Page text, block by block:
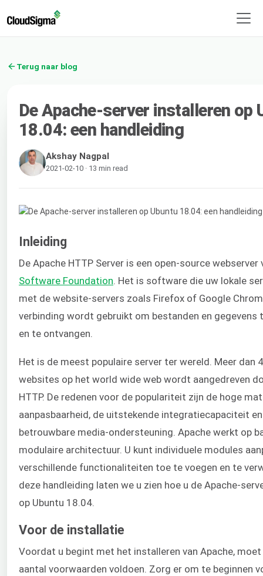
Terug naar blog
De Apache-server installeren op
18.04: een handleiding
Akshay Nagpal
2021-02-10 · 13 min read
Inleiding
De Apache HTTP Server is een open-source webserver
Software Foundation . Het is software die uw lokale
met de website-servers zoals Firefox of Google
verbinding wordt gebruikt om bestanden en gegevens
en te ontvangen.
Het is de meest populaire server ter wereld. Meer dan
websites op het world wide web wordt aangedreven
HTTP. De redenen voor de populariteit zijn de hoge
aanpasbaarheid, de uitstekende integratiecapaciteit
betrouwbare media-ondersteuning. Apache werkt op
modulaire architectuur. U kunt individuele modules
verschillende functionaliteiten toe te voegen en te
deze handleiding laten we u zien hoe u de Apache-
op Ubuntu 18.04.
Voor de installatie
Voordat u begint met het installeren van Apache, moet
aantal voorwaarden voldoen. Zorg er om te beginnen